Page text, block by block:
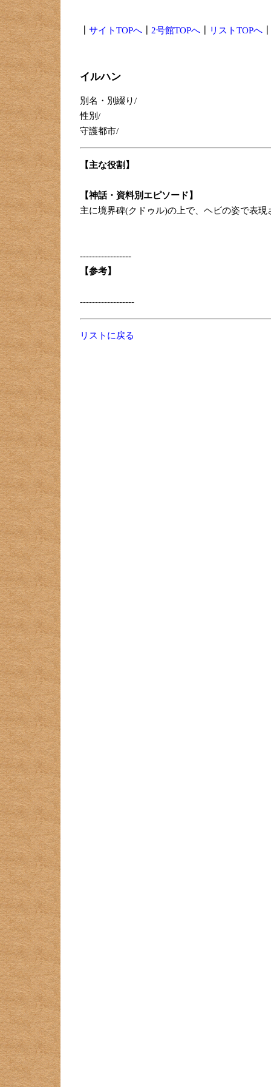
┃サイトTOPへ 2号館TOPへ リストTOPへ
イルハン
別名・別綴り/
性別/
守護都市/
【主な役割】
【神話・資料別エピソード】
主に境界碑(クドゥル)の上で、ヘビの姿で表
-----------------
【参考】
------------------
リストに戻る